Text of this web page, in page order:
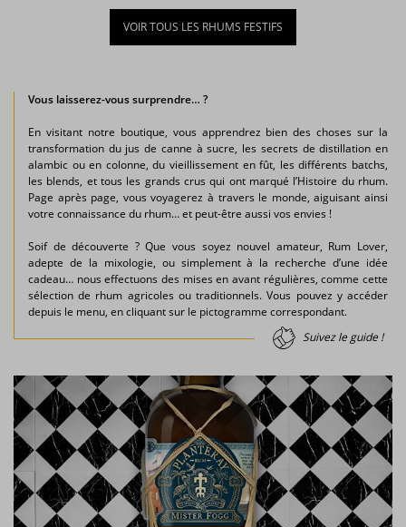
VOIR TOUS LES RHUMS FESTIFS
Vous laisserez-vous surprendre… ?
En visitant notre boutique, vous apprendrez bien des choses sur la
transformation du jus de canne à sucre, les secrets de distillation en
alambic ou en colonne, du vieillissement en fût, les différents batchs,
les blends, et tous les grands crus qui ont marqué l’Histoire du rhum.
Page après page, vous voyagerez à travers le monde, aiguisant ainsi
votre connaissance du rhum… et peut-être aussi vos envies !
Soif de découverte ? Que vous soyez nouvel amateur, Rum Lover,
adepte de la mixologie, ou simplement à la recherche d’une idée
cadeau… nous effectuons des mises en avant régulières, comme cette
sélection de rhum agricoles ou traditionnels. Vous pouvez y accéder
depuis le menu, en cliquant sur le pictogramme correspondant.
Suivez le guide !